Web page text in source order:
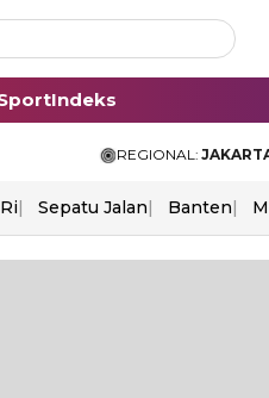
Indeks
REGIONAL:
Sepatu Jalan Banten